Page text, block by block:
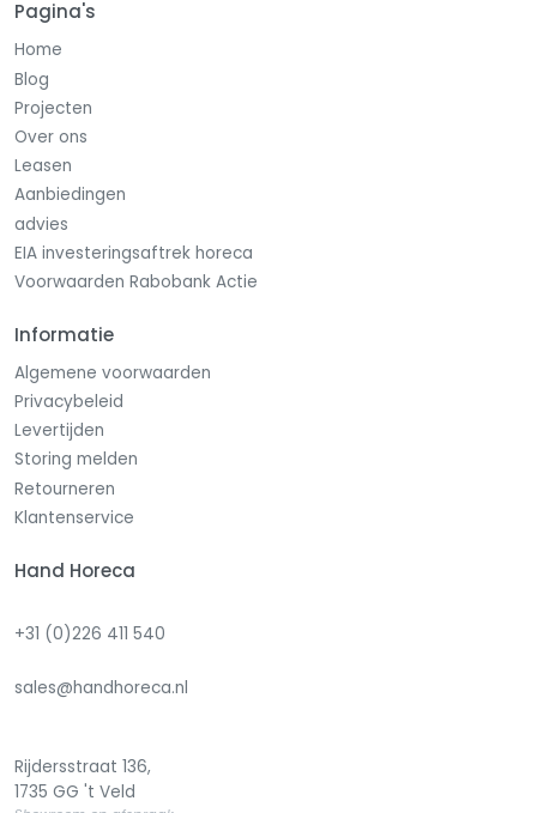
Pagina's
Home
Blog
Projecten
Over ons
Leasen
Aanbiedingen
advies
EIA investeringsaftrek horeca
Voorwaarden Rabobank Actie
Informatie
Algemene voorwaarden
Privacybeleid
Levertijden
Storing melden
Retourneren
Klantenservice
Hand Horeca
+31 (0)226 411 540
sales@handhoreca.nl
Rijdersstraat 136,
1735 GG 't Veld